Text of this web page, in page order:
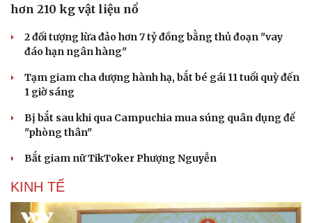
hơn 210 kg vật liệu nổ
2 đối tượng lừa đảo hơn 7 tỷ đồng bằng thủ đoạn "vay
đáo hạn ngân hàng"
Tạm giam cha dượng hành hạ, bắt bé gái 11 tuổi quỳ đến
1 giờ sáng
Bị bắt sau khi qua Campuchia mua súng quân dụng để
"phòng thân"
Bắt giam nữ TikToker Phượng Nguyễn
KINH TẾ